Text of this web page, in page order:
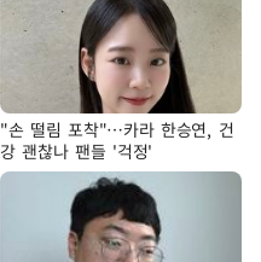
"손 떨림 포착"…카라 한승연, 건
강 괜찮나 팬들 '걱정'